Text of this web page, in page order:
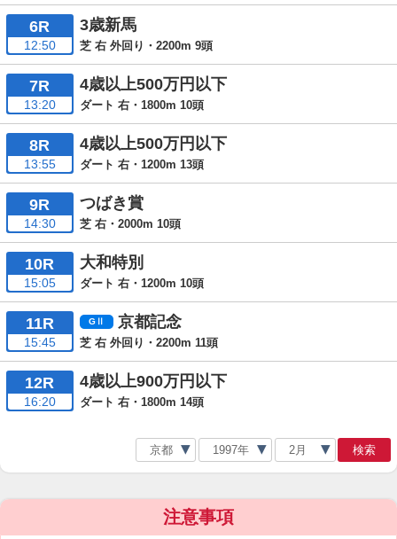
6R
12:50
3歳新馬
芝 右 外回り・2200m 9頭
7R
13:20
4歳以上500万円以下
ダート 右・1800m 10頭
8R
13:55
4歳以上500万円以下
ダート 右・1200m 13頭
9R
14:30
つばき賞
芝 右・2000m 10頭
10R
15:05
大和特別
ダート 右・1200m 10頭
11R
15:45
京都記念
芝 右 外回り・2200m 11頭
12R
16:20
4歳以上900万円以下
ダート 右・1800m 14頭
検索
注意事項